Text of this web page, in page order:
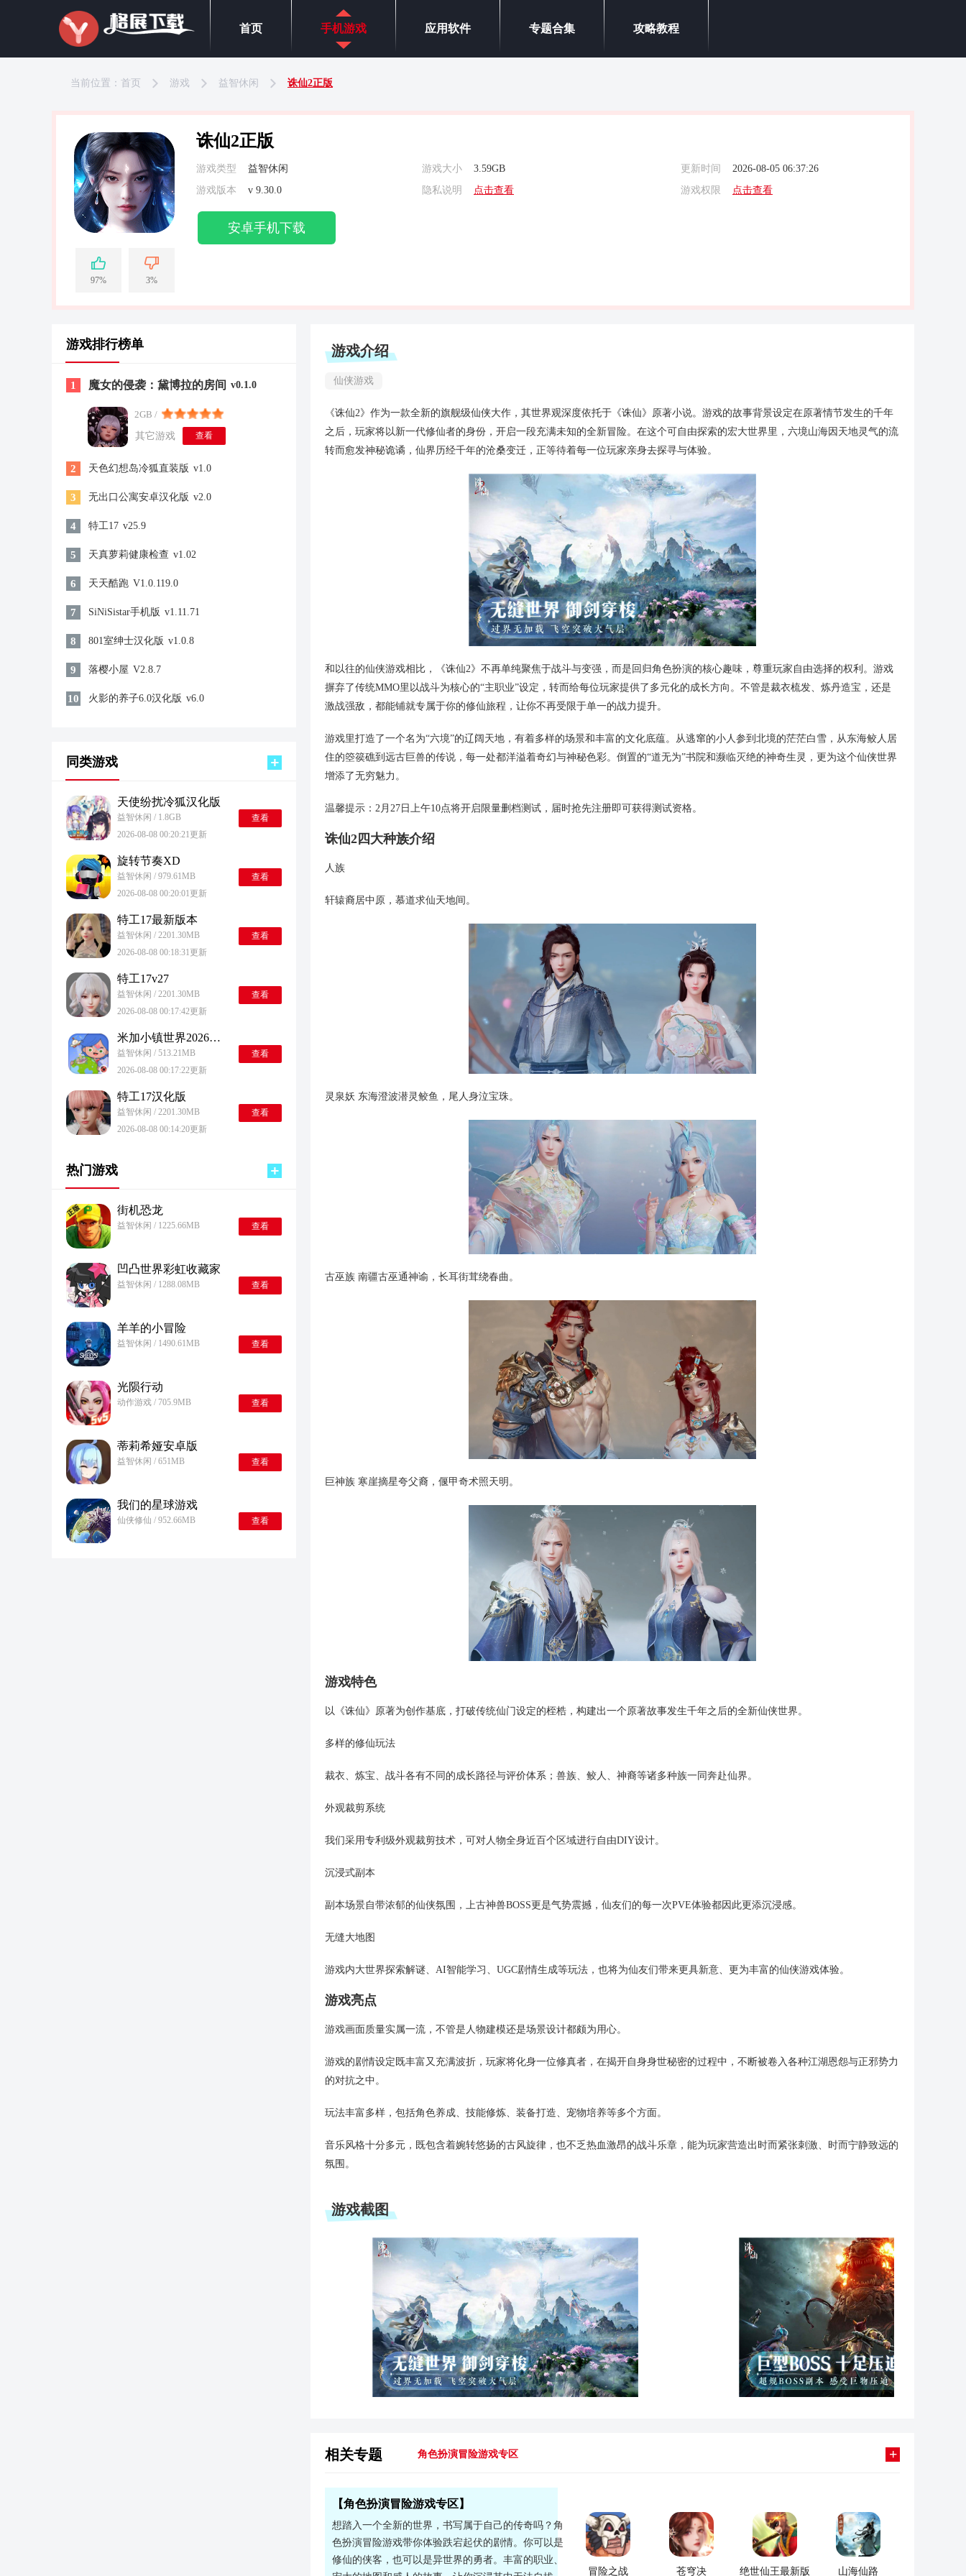
首页 手机游戏 应用软件 专题合集 攻略教程
当前位置： 首页 游戏 益智休闲 诛仙2正版
97% 3%
诛仙2正版
游戏类型 益智休闲 游戏大小 3.59GB 更新时间
2026-08-05 06:37:26
游戏版本
v 9.30.0 隐私说明 点击查看 游戏权限 点击查看
安卓手机下载
游戏排行榜单
1 魔女的侵袭：黛博拉的房间 v0.1.0
2GB /
其它游戏
查看
2 天色幻想岛冷狐直装版 v1.0
3 无出口公寓安卓汉化版 v2.0
4 特工17 v25.9
5 天真萝莉健康检查 v1.02
6 天天酷跑 V1.0.119.0
7 SiNiSistar手机版 v1.11.71
8 801室绅士汉化版 v1.0.8
9 落樱小屋 V2.8.7
10 火影的养子6.0汉化版 v6.0
同类游戏
天使纷扰冷狐汉化版
益智休闲 / 1.8GB
2026-08-08 00:20:21更新
查看
旋转节奏XD
益智休闲 / 979.61MB
2026-08-08 00:20:01更新
查看
特工17最新版本
益智休闲 / 2201.30MB
2026-08-08 00:18:31更新
查看
特工17v27
益智休闲 / 2201.30MB
2026-08-08 00:17:42更新
查看
米加小镇世界2026最新版
益智休闲 / 513.21MB
2026-08-08 00:17:22更新
查看
特工17汉化版
益智休闲 / 2201.30MB
2026-08-08 00:14:20更新
查看
热门游戏
街机恐龙
益智休闲 / 1225.66MB 查看
凹凸世界彩虹收藏家
益智休闲 / 1288.08MB 查看
羊羊的小冒险
益智休闲 / 1490.61MB 查看
光陨行动
动作游戏 / 705.9MB 查看
蒂莉希娅安卓版
益智休闲 / 651MB 查看
我们的星球游戏
仙侠修仙 / 952.66MB 查看
游戏介绍
仙侠游戏
《诛仙2》作为一款全新的旗舰级仙侠大作，其世界观深度依托于《诛仙》原著小说。游戏的故事背景设定在原著情节发生的千年
之后，玩家将以新一代修仙者的身份，开启一段充满未知的全新冒险。在这个可自由探索的宏大世界里，六境山海因天地灵气的流
转而愈发神秘诡谲，仙界历经千年的沧桑变迁，正等待着每一位玩家亲身去探寻与体验。
和以往的仙侠游戏相比，《诛仙2》不再单纯聚焦于战斗与变强，而是回归角色扮演的核心趣味，尊重玩家自由选择的权利。游戏
摒弃了传统MMO里以战斗为核心的“主职业”设定，转而给每位玩家提供了多元化的成长方向。不管是裁衣梳发、炼丹造宝，还是
激战强敌，都能铺就专属于你的修仙旅程，让你不再受限于单一的战力提升。
游戏里打造了一个名为“六境”的辽阔天地，有着多样的场景和丰富的文化底蕴。从逃窜的小人参到北境的茫茫白雪，从东海鲛人居
住的箜篌礁到远古巨兽的传说，每一处都洋溢着奇幻与神秘色彩。倒置的“道无为”书院和濒临灭绝的神奇生灵，更为这个仙侠世界
增添了无穷魅力。
温馨提示：2月27日上午10点将开启限量删档测试，届时抢先注册即可获得测试资格。
诛仙2四大种族介绍
人族
轩辕裔居中原，慕道求仙天地间。
灵泉妖 东海澄波潜灵鲛鱼，尾人身泣宝珠。
古巫族 南疆古巫通神谕，长耳街茸绕春曲。
巨神族 寒崖摘星夸父裔，偃甲奇术照天明。
游戏特色
以《诛仙》原著为创作基底，打破传统仙门设定的桎梏，构建出一个原著故事发生千年之后的全新仙侠世界。
多样的修仙玩法
裁衣、炼宝、战斗各有不同的成长路径与评价体系；兽族、鲛人、神裔等诸多种族一同奔赴仙界。
外观裁剪系统
我们采用专利级外观裁剪技术，可对人物全身近百个区域进行自由DIY设计。
沉浸式副本
副本场景自带浓郁的仙侠氛围，上古神兽BOSS更是气势震撼，仙友们的每一次PVE体验都因此更添沉浸感。
无缝大地图
游戏内大世界探索解谜、AI智能学习、UGC剧情生成等玩法，也将为仙友们带来更具新意、更为丰富的仙侠游戏体验。
游戏亮点
游戏画面质量实属一流，不管是人物建模还是场景设计都颇为用心。
游戏的剧情设定既丰富又充满波折，玩家将化身一位修真者，在揭开自身身世秘密的过程中，不断被卷入各种江湖恩怨与正邪势力
的对抗之中。
玩法丰富多样，包括角色养成、技能修炼、装备打造、宠物培养等多个方面。
音乐风格十分多元，既包含着婉转悠扬的古风旋律，也不乏热血激昂的战斗乐章，能为玩家营造出时而紧张刺激、时而宁静致远的
氛围。
游戏截图
相关专题 角色扮演冒险游戏专区 +
【角色扮演冒险游戏专区】
想踏入一个全新的世界，书写属于自己的传奇吗？角
色扮演冒险游戏带你体验跌宕起伏的剧情。你可以是
修仙的侠客，也可以是异世界的勇者。丰富的职业、
冒险之战 苍穹决 绝世仙王最新版 山海仙路